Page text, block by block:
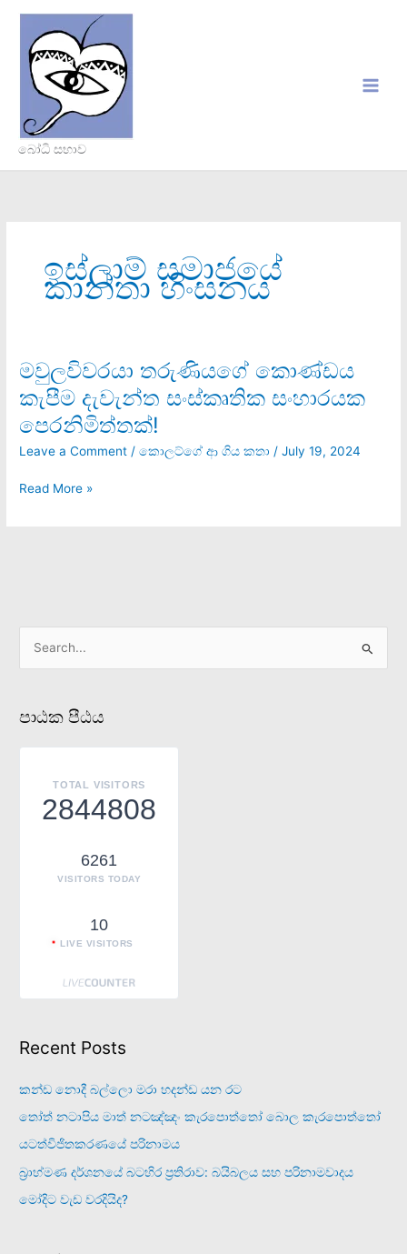
content
බෝධි සභාව
ඉස්ලාම් සමාජයේ
කාන්තා හිංසනය
මවුලවිවරයා තරුණියගේ කොණ්ඩය
කැපීම දැවැන්ත සංස්කෘතික සංහාරයක
පෙරනිමිත්තක්!
Leave a Comment /කොලට්ගේ ආ ගිය කතා /July 19, 2024
මවුලවිවරයා
තරුණියගේ
කොණ්ඩය
කැපීම
සංස්කෘතික
Read More »
r
c
පාඨක පීඨය
TOTAL VISITORS
2844808
6261
VISITORS TODAY
10
LIVE VISITORS
Recent Posts
කන්ඩ නොදී බල්ලො මරා හදන්ඩ යන රට
තෝත් නටාපිය මාත් නටඤ්ඤං කැරපොත්තෝ බොල කැරපොත්තෝ
යටත්විජිතකරණයේ පරිනාමය
බ්‍රාහ්මණ දර්ශනයේ බටහිර ප්‍රතිරාව: බයිබලය සහ පරිනාමවාදය
මෝදිට වැඩ වරදියිද?